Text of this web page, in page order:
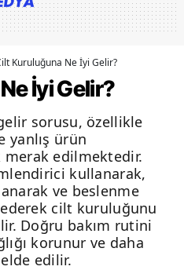
Kuruluğuna Ne İyi Gelir?
İyi Gelir?
sorusu, özellikle
yanlış ürün
merak edilmektedir.
kullanarak,
ve beslenme
ederek cilt kuruluğunu
Doğru bakım rutini
korunur ve daha
edilir.